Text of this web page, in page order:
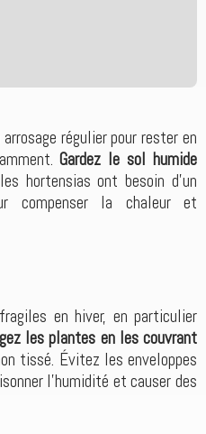
régulier pour rester en
Gardez le sol humide
hortensias ont besoin d'un
compenser la chaleur et
en hiver, en particulier
les plantes en les couvrant
tissé. Évitez les enveloppes
l'humidité et causer des